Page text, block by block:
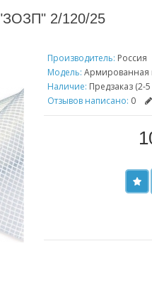
2/120/25
Производитель: Россия
Модель: Армированная
Наличие: Предзаказ (2-
Отзывов написано: 0